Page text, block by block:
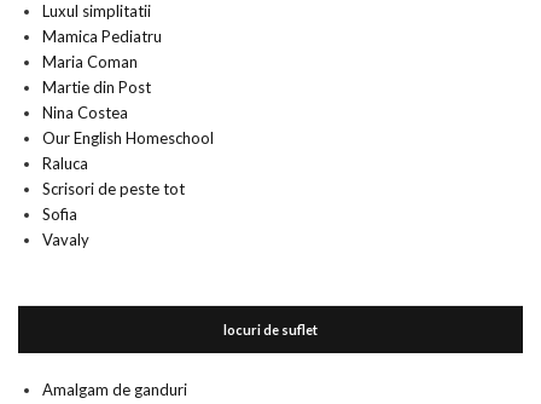
Luxul simplitatii
Mamica Pediatru
Maria Coman
Martie din Post
Nina Costea
Our English Homeschool
Raluca
Scrisori de peste tot
Sofia
Vavaly
locuri de suflet
Amalgam de ganduri